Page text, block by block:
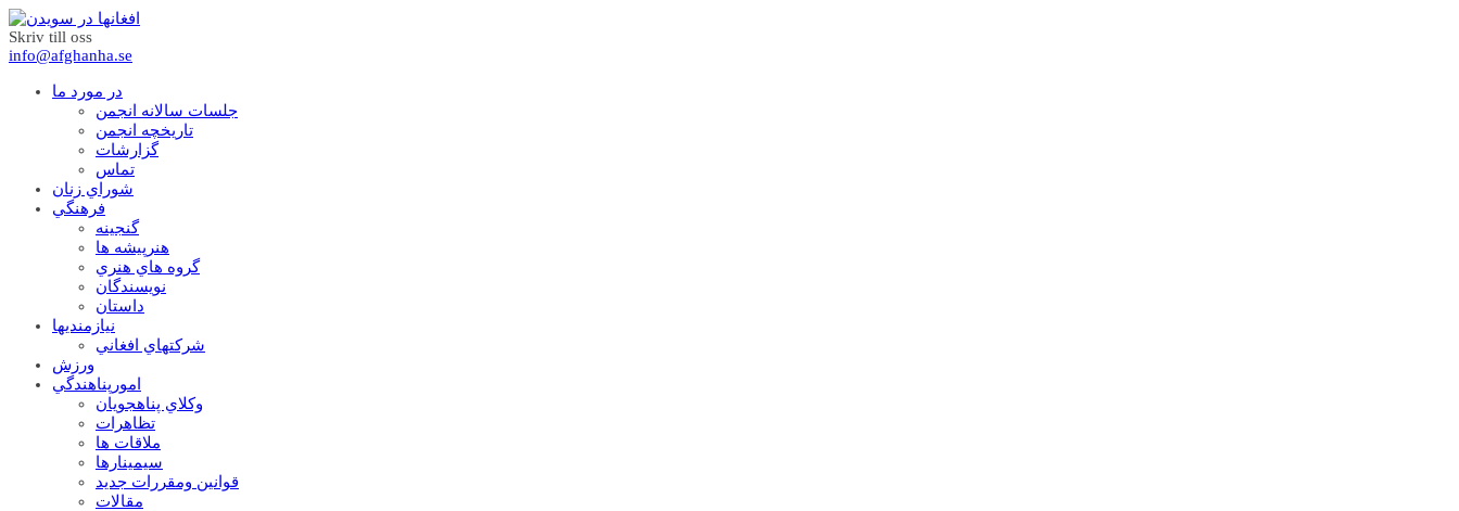
Skriv till oss
info@afghanha.se
در مورد ما
جلسات سالانه انجمن
تاریخچه انجمن
گزارشات
تماس
شوراي زنان
فرهنگي
گنجينه
هنرپيشه ها
گروه هاي هنري
نويسندگان
داستان
نيازمنديها
شرکتهاي افغاني
ورزش
امورپناهندگي
وکلاي پناهجويان
تظاهرات
ملاقات ها
سيمينارها
قوانين ومقررات جديد
مقالات